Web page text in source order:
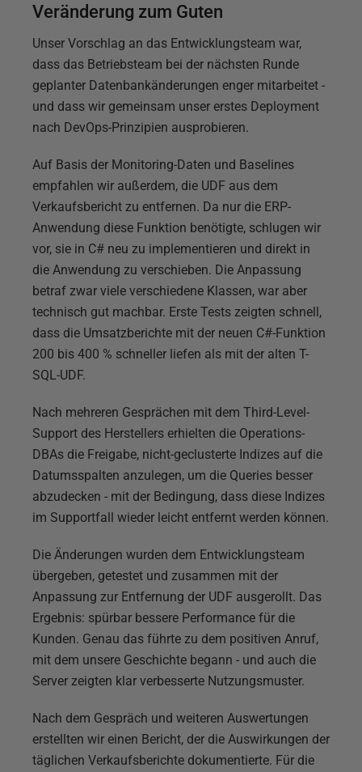
Veränderung zum Guten
Unser Vorschlag an das Entwicklungsteam war,
dass das Betriebsteam bei der nächsten Runde
geplanter Datenbankänderungen enger mitarbeitet -
und dass wir gemeinsam unser erstes Deployment
nach DevOps-Prinzipien ausprobieren.
Auf Basis der Monitoring-Daten und Baselines
empfahlen wir außerdem, die UDF aus dem
Verkaufsbericht zu entfernen. Da nur die ERP-
Anwendung diese Funktion benötigte, schlugen wir
vor, sie in C# neu zu implementieren und direkt in
die Anwendung zu verschieben. Die Anpassung
betraf zwar viele verschiedene Klassen, war aber
technisch gut machbar. Erste Tests zeigten schnell,
dass die Umsatzberichte mit der neuen C#-Funktion
200 bis 400 % schneller liefen als mit der alten T-
SQL-UDF.
Nach mehreren Gesprächen mit dem Third-Level-
Support des Herstellers erhielten die Operations-
DBAs die Freigabe, nicht-geclusterte Indizes auf die
Datumsspalten anzulegen, um die Queries besser
abzudecken - mit der Bedingung, dass diese Indizes
im Supportfall wieder leicht entfernt werden können.
Die Änderungen wurden dem Entwicklungsteam
übergeben, getestet und zusammen mit der
Anpassung zur Entfernung der UDF ausgerollt. Das
Ergebnis: spürbar bessere Performance für die
Kunden. Genau das führte zu dem positiven Anruf,
mit dem unsere Geschichte begann - und auch die
Server zeigten klar verbesserte Nutzungsmuster.
Nach dem Gespräch und weiteren Auswertungen
erstellten wir einen Bericht, der die Auswirkungen der
täglichen Verkaufsberichte dokumentierte. Für die